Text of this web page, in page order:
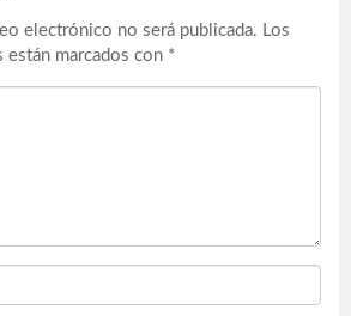
electrónico no será publicada. Los
marcados con *